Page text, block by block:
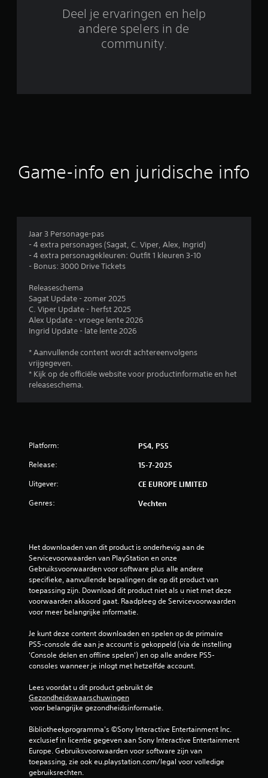
o
d
Deel je ervaringen en help
andere spelers in de
community.
Game-info en juridische info
Jaar 3 Personage-pas
- 4 extra personages (Sagat, C. Viper, Alex, Ingrid)
- 4 extra personagekleuren: Outfit 1 kleuren 3-10
- Bonus: 3000 Drive Tickets
Releaseschema
Sagat Update - zomer 2025
C. Viper Update - herfst 2025
Alex Update - vroege lente 2026
Ingrid Update - late lente 2026
* Aanvullende content wordt achtereenvolgens
vrijgegeven.
* Kijk op de officiële website voor productinformatie en het
releaseschema.
Platform: PS4, PS5
Release: 15-7-2025
Uitgever: CE EUROPE LIMITED
Genres: Vechten
Het downloaden van dit product is onderhevig aan de
Servicevoorwaarden van PlayStation en onze
Gebruiksvoorwaarden voor software plus alle andere
specifieke, aanvullende bepalingen die op dit product van
toepassing zijn. Download dit product niet als u niet met deze
voorwaarden akkoord gaat. Raadpleeg de Servicevoorwaarden
voor meer belangrijke informatie.
Je kunt deze content downloaden en spelen op de primaire
PS5-console die aan je account is gekoppeld (via de instelling
'Console delen en offline spelen') en op alle andere PS5-
consoles wanneer je inlogt met hetzelfde account.
Lees voordat u dit product gebruikt de
Gezondheidswaarschuwingen
voor belangrijke gezondheidsinformatie.
Bibliotheekprogramma's ©Sony Interactive Entertainment Inc.
exclusief in licentie gegeven aan Sony Interactive Entertainment
Europe. Gebruiksvoorwaarden voor software zijn van
toepassing, zie ook eu.playstation.com/legal voor volledige
gebruiksrechten.